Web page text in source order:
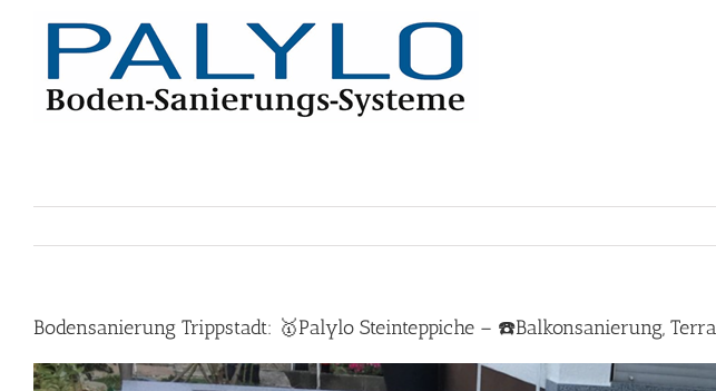
Bodensanierung Trippstadt: 🥇Palylo Steinteppiche – ☎️Balkonsanierung,